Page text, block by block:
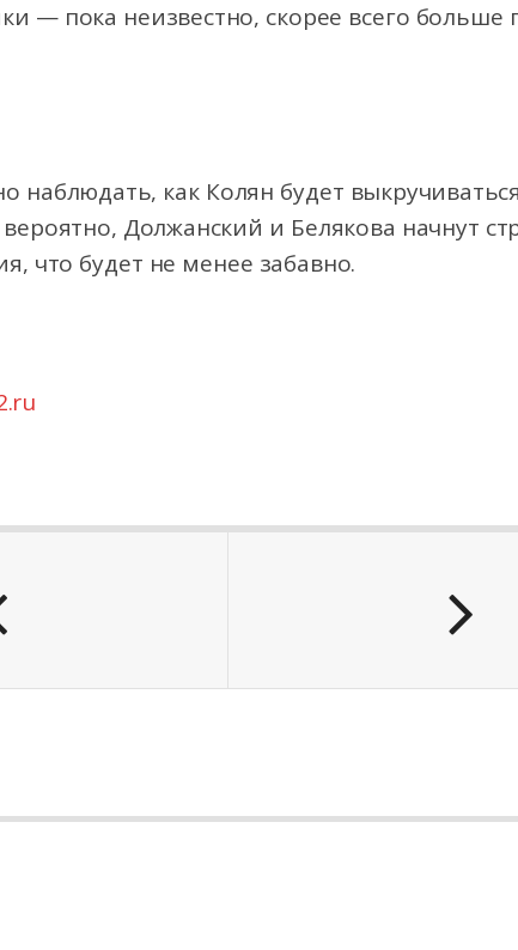
— пока неизвестно, скорее всего
наблюдать, как Колян будет
Должанский и Белякова начнут
что будет не менее забавно.